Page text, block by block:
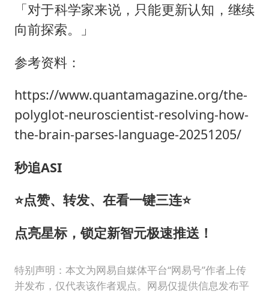
「对于科学家来说，只能更新认知，继续
向前探索。」
参考资料：
https://www.quantamagazine.org/the-
polyglot-neuroscientist-resolving-how-
the-brain-parses-language-20251205/
秒追ASI
⭐点赞、转发、在看一键三连⭐
点亮星标，锁定新智元极速推送！
特别声明：本文为网易自媒体平台“网易号”作者上传
并发布，仅代表该作者观点。网易仅提供信息发布平